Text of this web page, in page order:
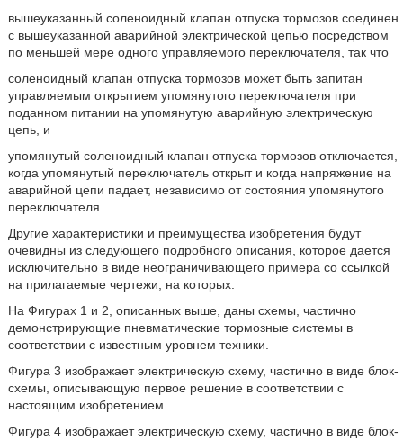
вышеуказанный соленоидный клапан отпуска тормозов соединен
с вышеуказанной аварийной электрической цепью посредством
по меньшей мере одного управляемого переключателя, так что
соленоидный клапан отпуска тормозов может быть запитан
управляемым открытием упомянутого переключателя при
поданном питании на упомянутую аварийную электрическую
цепь, и
упомянутый соленоидный клапан отпуска тормозов отключается,
когда упомянутый переключатель открыт и когда напряжение на
аварийной цепи падает, независимо от состояния упомянутого
переключателя.
Другие характеристики и преимущества изобретения будут
очевидны из следующего подробного описания, которое дается
исключительно в виде неограничивающего примера со ссылкой
на прилагаемые чертежи, на которых:
На Фигурах 1 и 2, описанных выше, даны схемы, частично
демонстрирующие пневматические тормозные системы в
соответствии с известным уровнем техники.
Фигура 3 изображает электрическую схему, частично в виде блок-
схемы, описывающую первое решение в соответствии с
настоящим изобретением
Фигура 4 изображает электрическую схему, частично в виде блок-